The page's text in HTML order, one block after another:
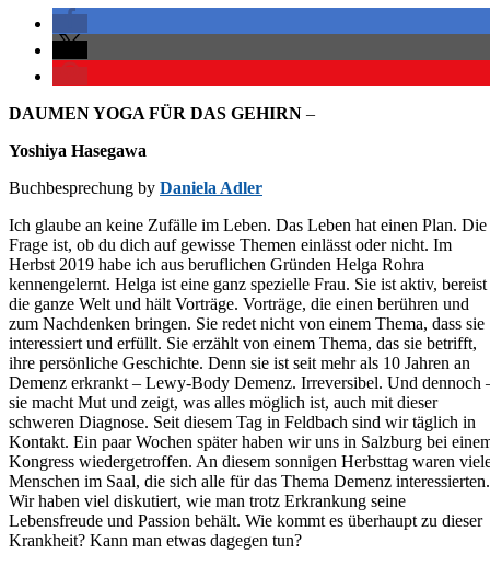
DAUMEN YOGA FÜR DAS GEHIRN –
Yoshiya Hasegawa
Buchbesprechung by Daniela Adler
Ich glaube an keine Zufälle im Leben. Das Leben hat einen Plan. Die
Frage ist, ob du dich auf gewisse Themen einlässt oder nicht. Im
Herbst 2019 habe ich aus beruflichen Gründen Helga Rohra
kennengelernt. Helga ist eine ganz spezielle Frau. Sie ist aktiv, bereist
die ganze Welt und hält Vorträge. Vorträge, die einen berühren und
zum Nachdenken bringen. Sie redet nicht von einem Thema, dass sie
interessiert und erfüllt. Sie erzählt von einem Thema, das sie betrifft,
ihre persönliche Geschichte. Denn sie ist seit mehr als 10 Jahren an
Demenz erkrankt – Lewy-Body Demenz. Irreversibel. Und dennoch
sie macht Mut und zeigt, was alles möglich ist, auch mit dieser
schweren Diagnose. Seit diesem Tag in Feldbach sind wir täglich in
Kontakt. Ein paar Wochen später haben wir uns in Salzburg bei
Kongress wiedergetroffen. An diesem sonnigen Herbsttag waren
Menschen im Saal, die sich alle für das Thema Demenz interessierten.
Wir haben viel diskutiert, wie man trotz Erkrankung seine
Lebensfreude und Passion behält. Wie kommt es überhaupt zu dieser
Krankheit? Kann man etwas dagegen tun?